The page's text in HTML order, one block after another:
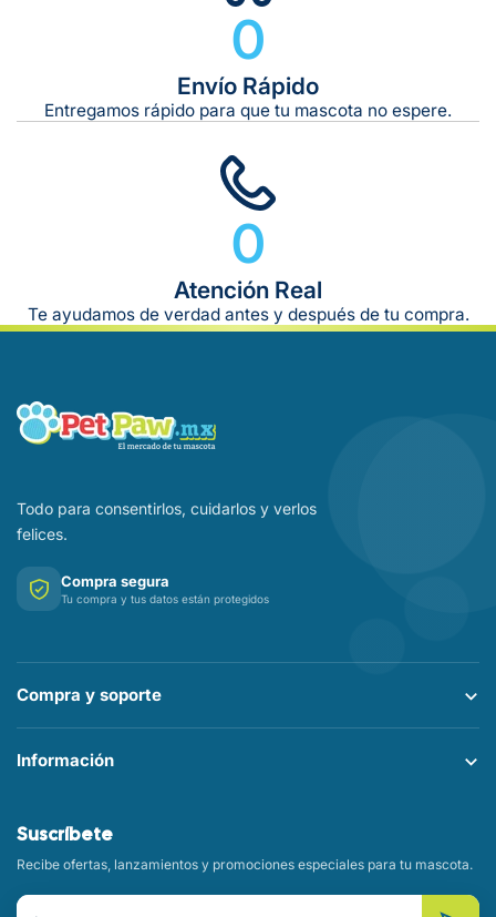
0
Envío Rápido
Entregamos rápido para que tu mascota no espere.
0
Atención Real
Te ayudamos de verdad antes y después de tu compra.
Todo para consentirlos, cuidarlos y verlos
felices.
Compra segura
Tu compra y tus datos están protegidos
Compra y soporte
Información
Suscríbete
Recibe ofertas, lanzamientos y promociones especiales para tu mascota.
Correo electrónico